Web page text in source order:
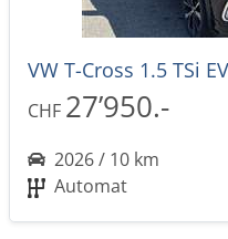
CHF 27’950.-
2026 / 10 km
Automat